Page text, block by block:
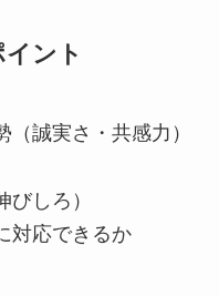
ント
誠実さ・共感力）
しろ）
対応できるか